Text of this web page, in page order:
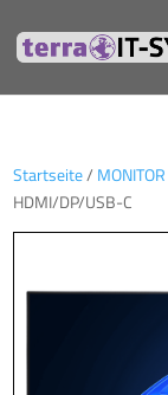
Startseite/ MONITOR
HDMI/DP/USB-C